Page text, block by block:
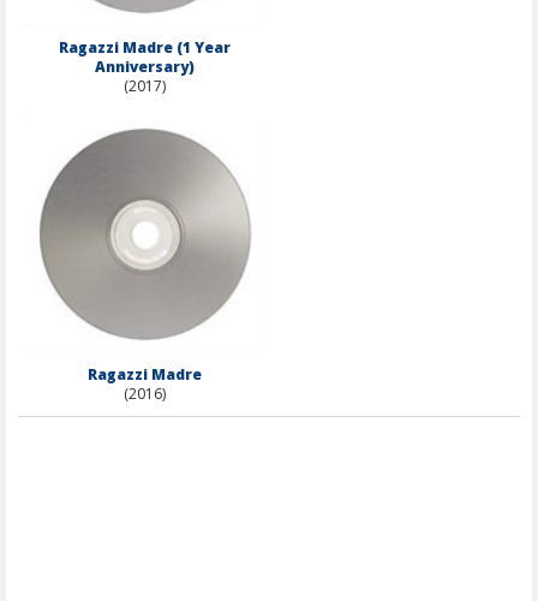
Ragazzi Madre (1 Year
Anniversary)
(2017)
Ragazzi Madre
(2016)